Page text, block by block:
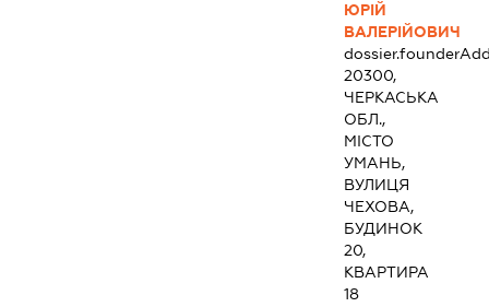
ЮРІЙ
ВАЛЕРІЙОВИЧ
20300,
ЧЕРКАСЬКА
ОБЛ.,
МІСТО
УМАНЬ,
ВУЛИЦЯ
ЧЕХОВА,
БУДИНОК
20,
КВАРТИРА
18